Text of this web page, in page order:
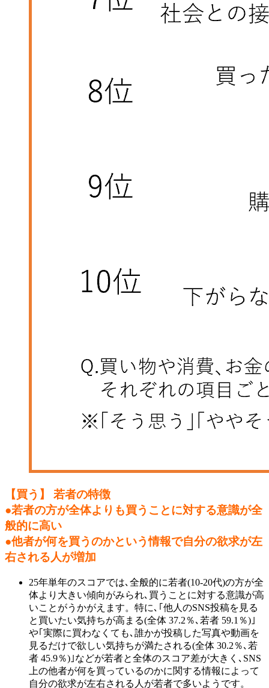
【買う】 若者の特徴
●若者の方が全体よりも買うことに対する意識が全
般的に高い
●他者が何を買うのかという情報で自分の欲求が左
右される人が増加
25年単年のスコアでは､全般的に若者(10-20代)の方が全
体より大きい傾向がみられ､買うことに対する意識が高
いことがうかがえます。特に､｢他人のSNS投稿を見る
と買いたい気持ちが高まる(全体 37.2％､若者 59.1％)｣
や｢実際に買わなくても､誰かが投稿した写真や動画を
見るだけで欲しい気持ちが満たされる(全体 30.2％､若
者 45.9％)｣などが若者と全体のスコア差が大きく､SNS
上の他者が何を買っているのかに関する情報によって
自分の欲求が左右される人が若者で多いようです。